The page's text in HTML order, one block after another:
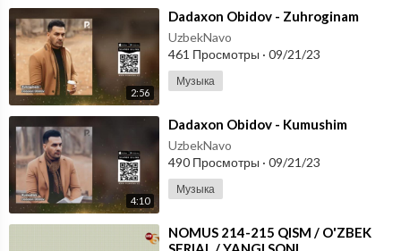
2:56
⁣Dadaxon Obidov - Zuhroginam
UzbekNavo
461 Просмотры · 09/21/23
Музыка
4:10
⁣Dadaxon Obidov - Kumushim
UzbekNavo
490 Просмотры · 09/21/23
Музыка
⁣NOMUS 214-215 QISM / O'ZBEK